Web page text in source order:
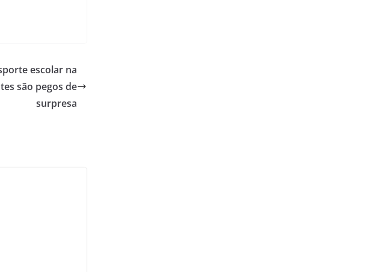
escolar na
são pegos de
surpresa